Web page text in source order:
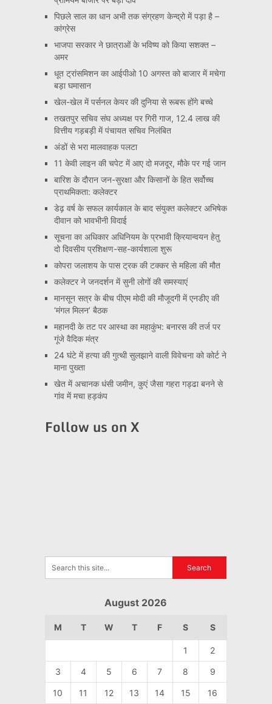
पिछले साल का धान अभी तक संग्रहण केन्द्रो में पड़ा है –
कांग्रेस
भाजपा सरकार ने छात्राओं के भविष्य को किया सशक्त –
अमर
धूत ट्रांसमिशन का आईपीओ 10 अगस्त को बाजार में मचेगा
बड़ा घमासान
खेल-खेल में पर्सनल केयर की दुनिया से रूबरू होंगे बच्चे
तखतपुर सचिव संघ अध्यक्ष पर गिरी गाज, 12.4 लाख की
वित्तीय गड़बड़ी में पंचायत सचिव निलंबित
अंडों से भरा मालवाहक पलटा
11 केवी लाइन की चपेट में आए दो मजदूर, मौके पर गई जान
बारिश के दौरान जन-सुरक्षा और किसानों के हित सर्वोच्च
प्राथमिकता: कलेक्टर
डेढ़ वर्ष के सफल कार्यकाल के बाद संयुक्त कलेक्टर अभिषेक
दीवान को भावभीनी विदाई
सूचना का अधिकार अधिनियम के प्रभावी क्रियान्वयन हेतु
दो दिवसीय प्रशिक्षण-सह-कार्यशाला शुरू
कोपरा जलाशय के पास ट्रक की टक्कर से महिला की मौत
कलेक्टर ने जनदर्शन में सुनी लोगों की समस्याएं
मानसून सत्र के बीच पीएम मोदी की मौजूदगी में एनडीए की
‘मंगल मिलन’ बैठक
महानदी के तट पर आस्था का महाकुंभ: बनारस की तर्ज पर
गूंजे वैदिक मंत्र
24 घंटे में हत्या की गुत्थी सुलझाने वाली विवेचना को कोर्ट ने
माना पुख्ता
खेत में अचानक धंसी जमीन, कुएं जैसा गहरा गड्ढा बनने से
गांव में मचा हड़कंप
Follow us on X
August 2026
M T W T F S S
1 2
3 4 5 6 7 8 9
10 11 12 13 14 15 16